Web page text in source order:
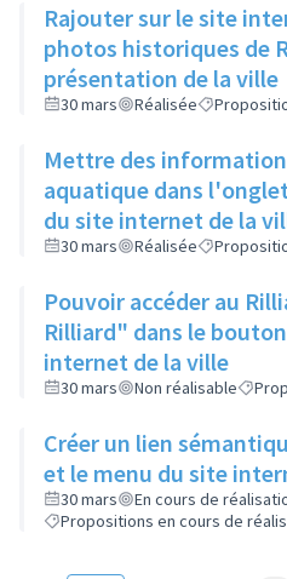
Rajouter sur le site
photos historiques de
présentation de la ville
30 mars Réalisée
Mettre des
aquatique dans
du site internet de la
30 mars Réalisée
Pouvoir accéder au
Rilliard" dans le
internet de la ville
30 mars Non réalisable
Créer un lien
et le menu du site
30 mars
En cours de
Propositions en cours de